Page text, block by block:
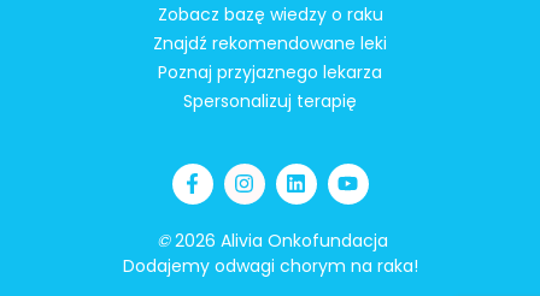
Zobacz bazę wiedzy o raku
Znajdź rekomendowane leki
Poznaj przyjaznego lekarza
Spersonalizuj terapię
©2026 Alivia Onkofundacja
Dodajemy odwagi chorym na raka!